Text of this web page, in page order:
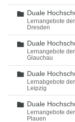
Ordner
Duale
Lernangebote
Dresden
Ordner
Duale
Lernangebote
Glauchau
Ordner
Duale
Lernabgebote
Leipzig
Ordner
Duale
Lernangebote
Plauen